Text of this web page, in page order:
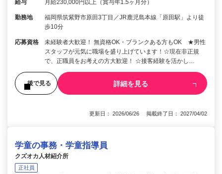
給与 月給230,000円以上（賞与年1.5ヶ月分）
勤務地
福岡県筑紫野市原田3丁目／JR鹿児島本線「原田駅」より徒
歩10分
応募資格
未経験者大歓迎！ 無資格OK・ブランクある方もOK ★男性
スタッフが元気に職場を盛り上げています！☆現在非正規
で、正職員をお考えの方大歓迎！ ☆接客経験を活かし…
後で見る 詳細を見る
更新日： 2026/06/26 掲載終了日： 2027/04/02
学童の事務・学童指導員
クズオカ人材紹介所
正社員